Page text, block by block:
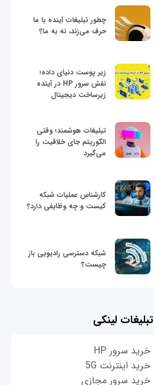
چطور تبلیغات آینده با ما
حرف می‌زند، نه به ما؟
زیر پوست دنیای داده؛
نقش سرور HP در آینده
زیرساخت دیجیتال
تبلیغات هوشمند؛ وقتی
الگوریتم جای خلاقیت را
می‌گیرد
کارشناس عملیات شبکه
کیست و چه وظایفی دارد؟
شبکه دسترسی رادیویی باز
چیست؟
تبلیغات لینکی
خرید سرور HP
خرید اینترنت 5G
خرید سرور مجازی